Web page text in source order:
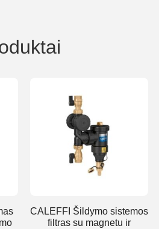
CALEFFI Šildymo sistemos
filtras su magnetu ir